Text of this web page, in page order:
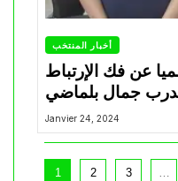
أخبار المنتخب
عن فك الإرتباط
جمال بلماضي
Janvier 24, 2024
1 2 3 …